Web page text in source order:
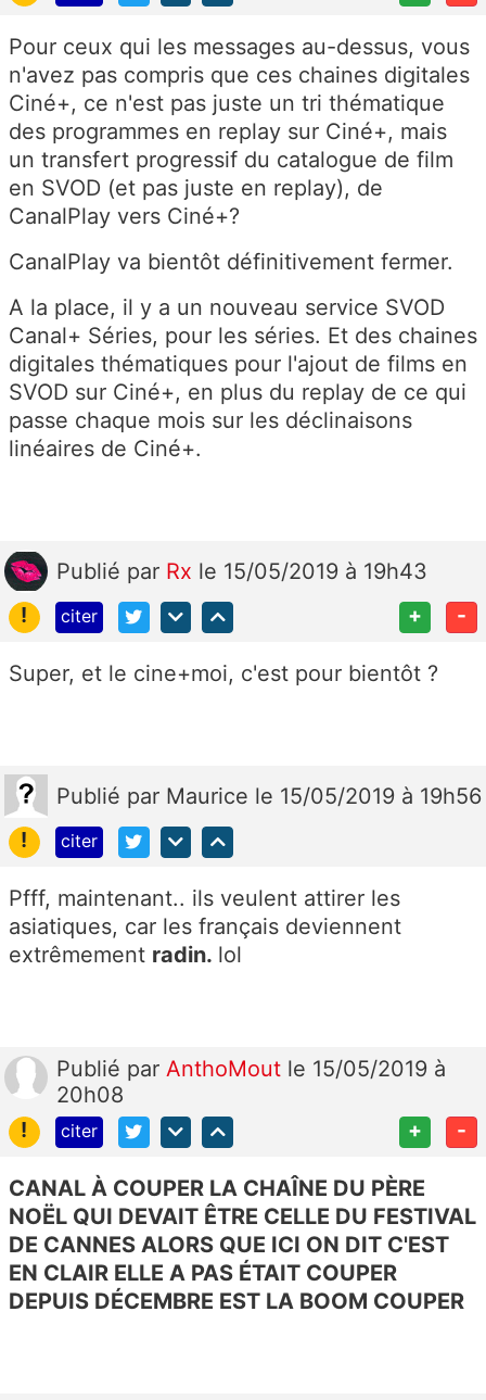
Pour ceux qui les messages au-dessus, vous
n'avez pas compris que ces chaines digitales
Ciné+, ce n'est pas juste un tri thématique
des programmes en replay sur Ciné+, mais
un transfert progressif du catalogue de film
en SVOD (et pas juste en replay), de
CanalPlay vers Ciné+?
CanalPlay va bientôt définitivement fermer.
A la place, il y a un nouveau service SVOD
Canal+ Séries, pour les séries. Et des chaines
digitales thématiques pour l'ajout de films en
SVOD sur Ciné+, en plus du replay de ce qui
passe chaque mois sur les déclinaisons
linéaires de Ciné+.
Publié par Rx le 15/05/2019 à 19h43
!
citer + -
Super, et le cine+moi, c'est pour bientôt ?
Publié par Maurice le 15/05/2019 à 19h56
!
citer
Pfff, maintenant.. ils veulent attirer les
asiatiques, car les français deviennent
extrêmement radin. lol
Publié par AnthoMout le 15/05/2019 à
20h08
!
citer + -
CANAL À COUPER LA CHAÎNE DU PÈRE
NOËL QUI DEVAIT ÊTRE CELLE DU FESTIVAL
DE CANNES ALORS QUE ICI ON DIT C'EST
EN CLAIR ELLE A PAS ÉTAIT COUPER
DEPUIS DÉCEMBRE EST LA BOOM COUPER